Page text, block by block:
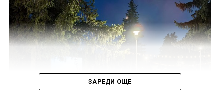
ЗАРЕДИ ОЩЕ